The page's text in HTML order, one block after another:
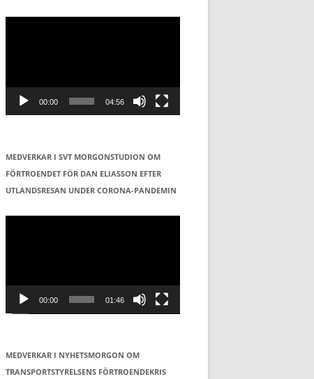
Videospelare
00:00 04:56
MEDVERKAR I SVT MORGONSTUDION OM
FÖRTROENDET FÖR DAN ELIASSON EFTER
UTLANDSRESAN UNDER CORONA-PANDEMIN
Videospelare
00:00 01:46
MEDVERKAR I NYHETSMORGON OM
TRANSPORTSTYRELSENS FÖRTROENDEKRIS